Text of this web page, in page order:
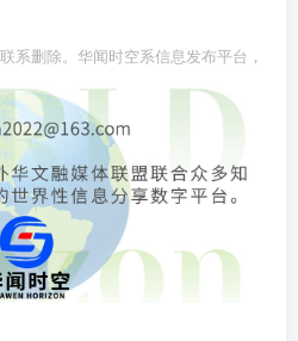
系删除。华闻时空系信息发布平台，